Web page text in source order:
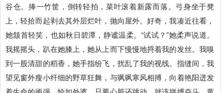
谷仓。捧一竹筐，倒转轻拍，菜叶滚着新露而落。弓身坐于凳
上，轻拾而起剥去其外层烂叶，抛向屋外。好奇，我凑近往看，
她颔首轻笑，也如秋日碧潭，静谧温柔。“试试？”她柔声说道。
我摇摇头，趴在她膝上，她从上而下慢慢地捋着我的发丝。我嗅
到一股清甜的稻香，她手指纷飞，扰乱了我的视线。指缝间，我
望见窗外瘦小纤细的野草狂舞，与飒飒寒风相搏，向着艳阳迸发